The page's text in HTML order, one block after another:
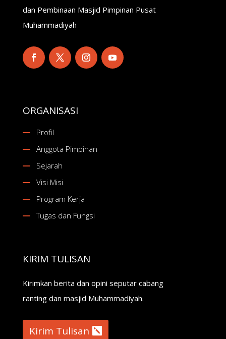
dan Pembinaan Masjid Pimpinan Pusat
Muhammadiyah
ORGANISASI
Profil
Anggota Pimpinan
Sejarah
Visi Misi
Program Kerja
Tugas dan Fungsi
KIRIM TULISAN
Kirimkan berita dan opini seputar cabang
ranting dan masjid Muhammadiyah.
Kirim Tulisan